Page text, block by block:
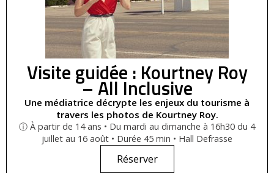
Visite guidée : Kourtney Roy
– All Inclusive
Une médiatrice décrypte les enjeux du tourisme à
travers les photos de Kourtney Roy.
ⓘ À partir de 14 ans • Du mardi au dimanche à 16h30 du 4
juillet au 16 août • Durée 45 min • Hall Defrasse
Réserver